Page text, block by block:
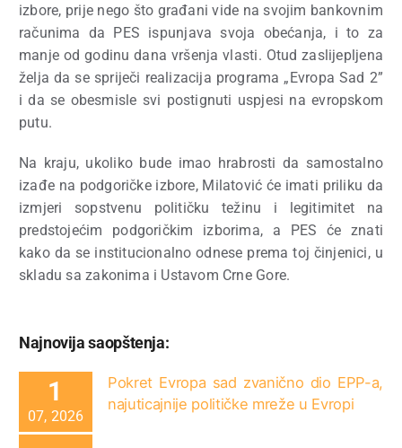
izbore, prije nego što građani vide na svojim bankovnim
računima da PES ispunjava svoja obećanja, i to za
manje od godinu dana vršenja vlasti. Otud zaslijepljena
želja da se spriječi realizacija programa „Evropa Sad 2”
i da se obesmisle svi postignuti uspjesi na evropskom
putu.
Na kraju, ukoliko bude imao hrabrosti da samostalno
izađe na podgoričke izbore, Milatović će imati priliku da
izmjeri sopstvenu političku težinu i legitimitet na
predstojećim podgoričkim izborima, a PES će znati
kako da se institucionalno odnese prema toj činjenici, u
skladu sa zakonima i Ustavom Crne Gore.
Najnovija saopštenja:
1
07, 2026
Pokret Evropa sad zvanično dio EPP-a,
najuticajnije političke mreže u Evropi